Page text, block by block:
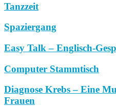
Tanzzeit
Spaziergang
Easy Talk – Englisch-
Computer Stammtisch
Diagnose Krebs – Eine
Frauen